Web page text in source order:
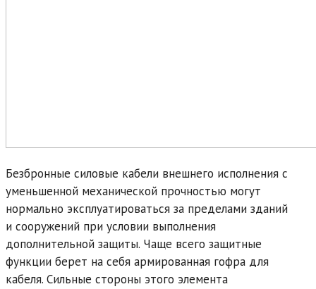
Безбронные силовые кабели внешнего исполнения с
уменьшенной механической прочностью могут
нормально эксплуатироваться за пределами зданий
и сооружений при условии выполнения
дополнительной защиты. Чаще всего защитные
функции берет на себя армированная гофра для
кабеля. Сильные стороны этого элемента